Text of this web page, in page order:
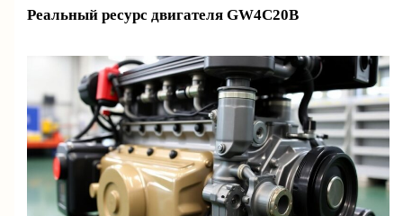
Реальный ресурс двигателя GW4C20B